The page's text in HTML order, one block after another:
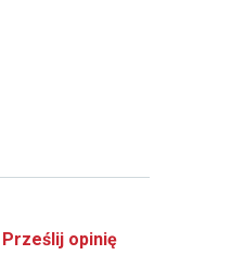
Prześlij opinię